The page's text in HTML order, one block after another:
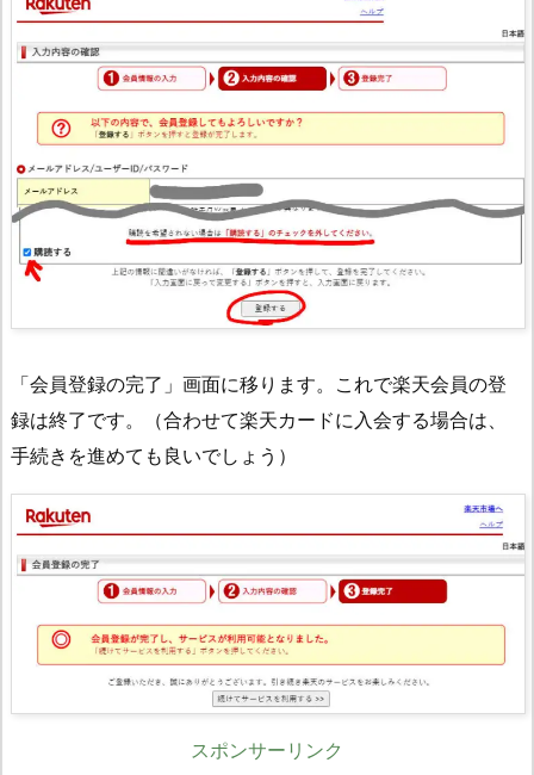
「会員登録の完了」画面に移ります。これで楽天会員の登
録は終了です。（合わせて楽天カードに入会する場合は、
手続きを進めても良いでしょう）
スポンサーリンク